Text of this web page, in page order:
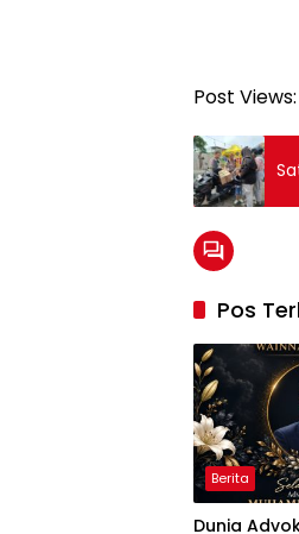
Post Views:
Pos
Berita
Dunia